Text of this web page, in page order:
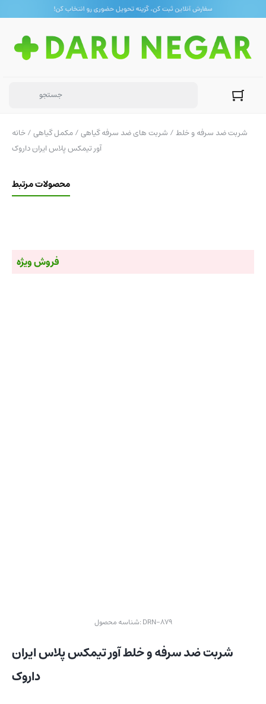
خانه/مکمل گیاهی/شربت های ضد سرفه گیاهی / شربت ضد سرفه و خلط
آور تیمکس پلاس ایران داروک
محصولات مرتبط
فروش ویژه
شناسه محصول:DRN-879
شربت ضد سرفه و خلط آور تیمکس پلاس ایران
داروک